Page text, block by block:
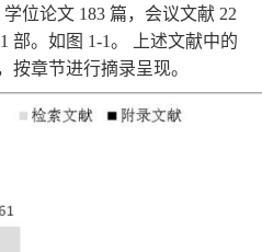
位论文 183 篇，会议文献 22
部。如图 1-1。 上述文献中的
按章节进行摘录呈现。